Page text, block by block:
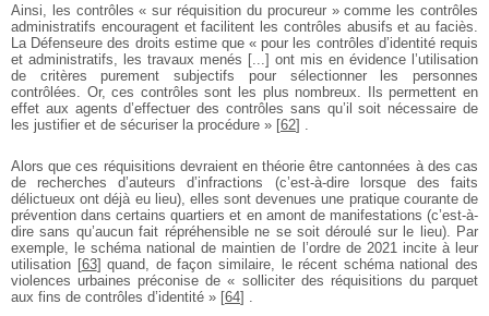
Ainsi, les contrôles « sur réquisition du procureur » comme les contrôles
administratifs encouragent et facilitent les contrôles abusifs et au faciès.
La Défenseure des droits estime que « pour les contrôles d’identité requis
et administratifs, les travaux menés [...] ont mis en évidence l’utilisation
de critères purement subjectifs pour sélectionner les personnes
contrôlées. Or, ces contrôles sont les plus nombreux. Ils permettent en
effet aux agents d’effectuer des contrôles sans qu’il soit nécessaire de
les justifier et de sécuriser la procédure » [62]
Alors que ces réquisitions devraient en théorie être cantonnées à des cas
de recherches d’auteurs d’infractions (c’est-à-dire lorsque des faits
délictueux ont déjà eu lieu), elles sont devenues une pratique courante de
prévention dans certains quartiers et en amont de manifestations (c’est-à-
dire sans qu’aucun fait répréhensible ne se soit déroulé sur le lieu). Par
exemple, le schéma national de maintien de l’ordre de 2021 incite à leur
utilisation [63] quand, de façon similaire, le récent schéma national des
violences urbaines préconise de « solliciter des réquisitions du parquet
aux fins de contrôles d’identité » [64]